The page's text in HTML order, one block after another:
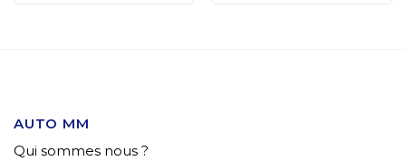
AUTO MM
Qui sommes nous ?